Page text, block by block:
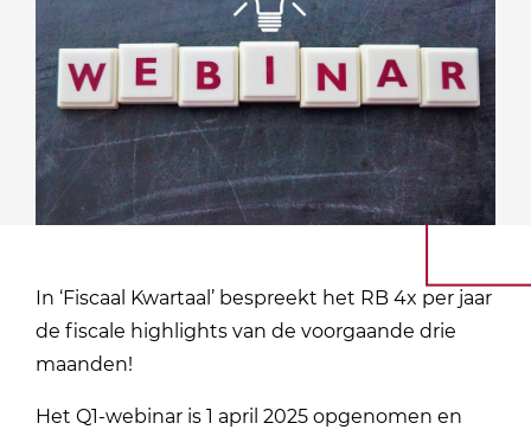
In ‘Fiscaal Kwartaal’ bespreekt het RB 4x per jaar
de fiscale highlights van de voorgaande drie
maanden!
Het Q1-webinar is 1 april 2025 opgenomen en